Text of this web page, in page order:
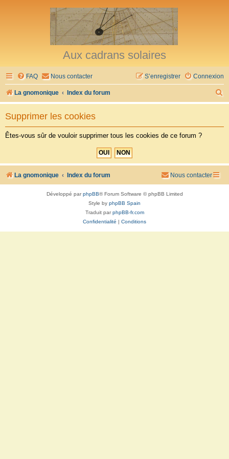
Aux cadrans solaires
FAQ Nous contacter Connexion
S’enregistrer
La gnomonique Index du forum
e
h
Supprimer les cookies
Êtes-vous sûr de vouloir supprimer tous les cookies de ce forum ?
La gnomonique Index du forum Nous contacter
Développé parphpBB® Forum Software © phpBB Limited
Style by phpBB Spain
Traduit parphpBB-fr.com
Confidentialité | Conditions